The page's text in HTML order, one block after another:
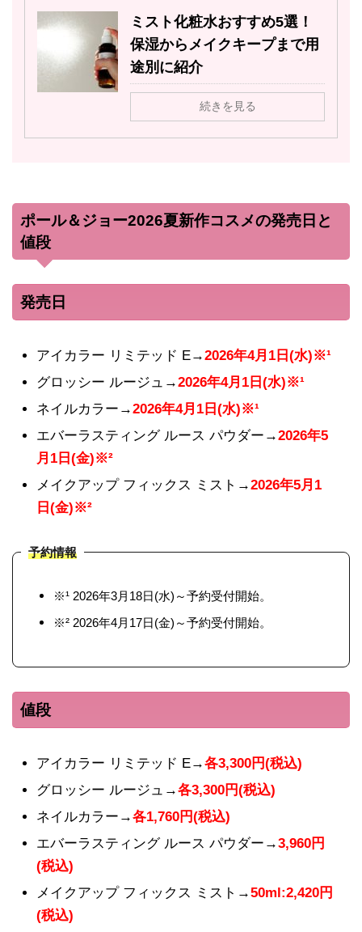
ミスト化粧水おすすめ5選！
保湿からメイクキープまで用
途別に紹介
続きを見る
ポール＆ジョー2026夏新作コスメの発売日と
値段
発売日
アイカラー リミテッド E→2026年4月1日(水)※¹
グロッシー ルージュ→2026年4月1日(水)※¹
ネイルカラー→2026年4月1日(水)※¹
エバーラスティング ルース パウダー→2026年5
月1日(金)※²
メイクアップ フィックス ミスト→2026年5月1
日(金)※²
予約情報
※¹ 2026年3月18日(水)～予約受付開始。
※² 2026年4月17日(金)～予約受付開始。
値段
アイカラー リミテッド E→各3,300円(税込)
グロッシー ルージュ→各3,300円(税込)
ネイルカラー→各1,760円(税込)
エバーラスティング ルース パウダー→3,960円
(税込)
メイクアップ フィックス ミスト→50ml:2,420円
(税込)